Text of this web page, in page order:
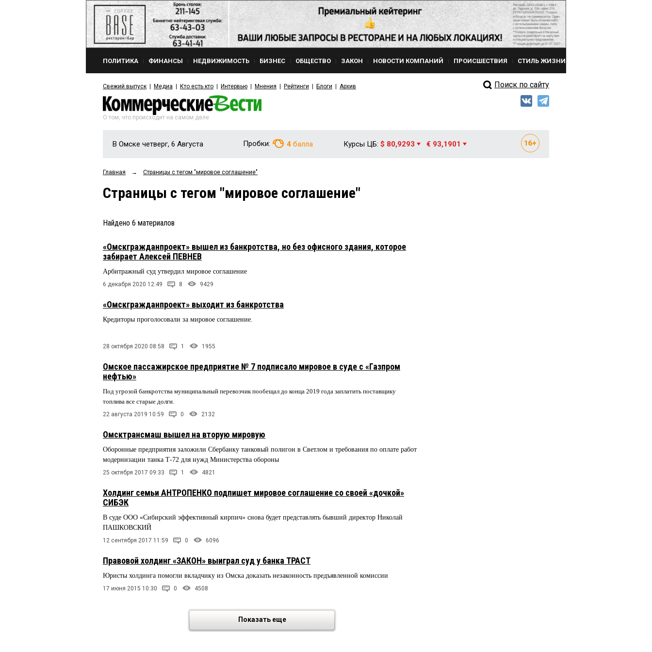
ПОЛИТИКА ФИНАНСЫ НЕДВИЖИМОСТЬ БИЗНЕС ОБЩЕСТВО ЗАКОН НОВОСТИ КОМПАНИЙ ПРОИСШЕСТВИЯ СТИЛЬ ЖИЗНИ
Свежий выпуск Медиа Кто есть кто Интервью Мнения Рейтинги Блоги Архив Поиск по сайту
О том, что происходит на самом деле
В Омске четверг, 6 Августа Пробки: 4 балла Курсы ЦБ: $ 80,9293 € 93,1901
Главная → Страницы c тегом "мировое соглашение"
Страницы c тегом "мировое соглашение"
Найдено 6 материалов
«Омскгражданпроект» вышел из банкротства, но без офисного здания, которое
забирает Алексей ПЕВНЕВ
Арбитражный суд утвердил мировое соглашение
6 декабря 2020 12:49 8 9429
«Омскгражданпроект» выходит из банкротства
Кредиторы проголосовали за мировое соглашение.
28 октября 2020 08:58 1 1955
Омское пассажирское предприятие № 7 подписало мировое в суде с «Газпром
нефтью»
Под угрозой банкротства муниципальный перевозчик пообещал до конца 2019 года заплатить поставщику
топлива все старые долги.
22 августа 2019 10:59 0 2132
Омсктрансмаш вышел на вторую мировую
Оборонные предприятия заложили Сбербанку танковый полигон в Светлом и требования по оплате работ
модернизации танка Т-72 для нужд Министерства обороны
25 октября 2017 09:33 1 4821
Холдинг семьи АНТРОПЕНКО подпишет мировое соглашение со своей «дочкой»
СИБЭК
В суде ООО «Сибирский эффективный кирпич» снова будет представлять бывший директор Николай
ПАШКОВСКИЙ
12 сентября 2017 11:59 0 6096
Правовой холдинг «ЗАКОН» выиграл суд у банка ТРАСТ
Юристы холдинга помогли вкладчику из Омска доказать незаконность предъявленной комиссии
17 июня 2015 10:30 0 4508
Показать еще